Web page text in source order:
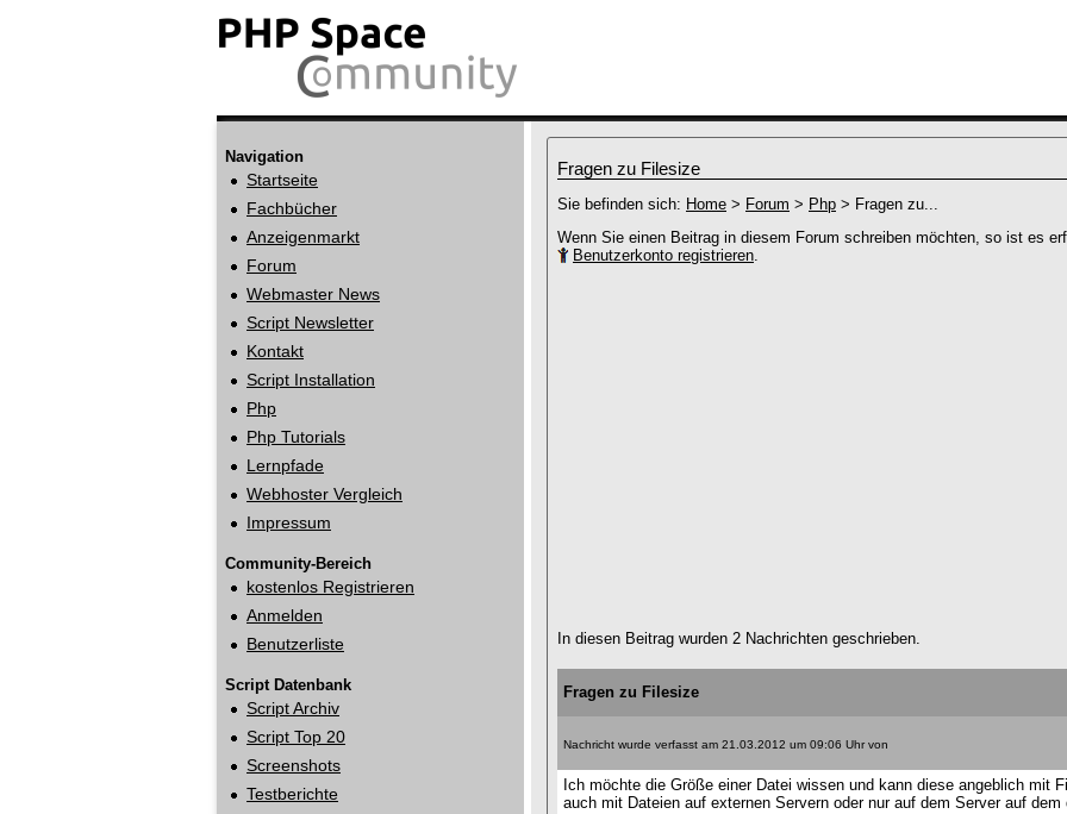
Navigation
Startseite
Fachbücher
Anzeigenmarkt
Forum
Webmaster News
Script Newsletter
Kontakt
Script Installation
Php
Php Tutorials
Lernpfade
Webhoster Vergleich
Impressum
Community-Bereich
kostenlos Registrieren
Anmelden
Benutzerliste
Script Datenbank
Script Archiv
Script Top 20
Screenshots
Testberichte
Fragen zu Filesize
Sie befinden sich: Home > Forum > Php > Fragen zu...
Wenn Sie einen Beitrag in diesem Forum schreiben möchten, so ist es
Benutzerkonto registrieren.
In diesen Beitrag wurden 2 Nachrichten geschrieben.
Fragen zu Filesize
Nachricht wurde verfasst am 21.03.2012 um 09:06 Uhr von
Ich möchte die Größe einer Datei wissen und kann diese angeblich mit
auch mit Dateien auf externen Servern oder nur auf dem Server auf